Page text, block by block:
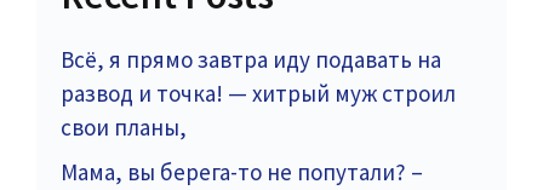
Всё, я прямо завтра иду подавать на
развод и точка! — хитрый муж строил
свои планы,
Мама, вы берега-то не попутали? –